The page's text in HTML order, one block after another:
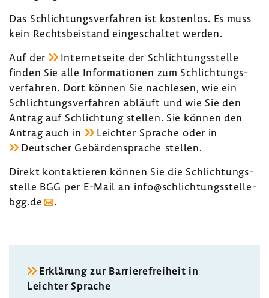
Das Schlich­tungs­ver­fahren ist kostenlos. Es muss
kein Rechts­bei­stand einge­schaltet werden.
Auf der
Inter­net­seite der Schlich­tungs­stelle
finden Sie alle Infor­ma­tionen zum Schlich­tungs­
ver­fahren. Dort können Sie nach­lesen, wie ein
Schlich­tungs­ver­fahren abläuft und wie Sie den
Antrag auf Schlich­tung stellen. Sie können den
Antrag auch in
Leichter Sprache oder in
Deut­scher Gebär­den­sprache stellen.
Direkt kontak­tieren können Sie die Schlich­tungs­
stelle BGG per E-Mail an info@schlichtungsstelle-​
bgg.de
.
Erklä­rung zur Barrie­re­frei­heit in
Leichter Sprache